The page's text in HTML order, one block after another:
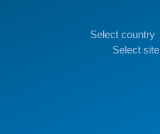
Select country
Select site